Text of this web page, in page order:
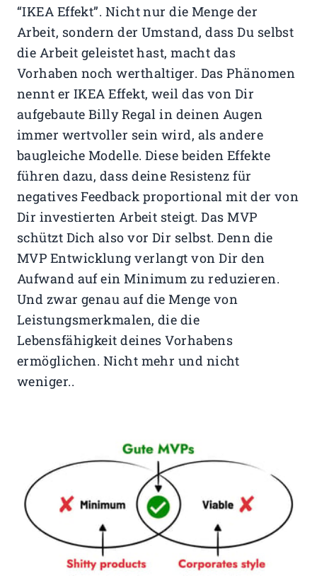
“IKEA Effekt”. Nicht nur die Menge der
Arbeit, sondern der Umstand, dass Du selbst
die Arbeit geleistet hast, macht das
Vorhaben noch werthaltiger. Das Phänomen
nennt er IKEA Effekt, weil das von Dir
aufgebaute Billy Regal in deinen Augen
immer wertvoller sein wird, als andere
baugleiche Modelle. Diese beiden Effekte
führen dazu, dass deine Resistenz für
negatives Feedback proportional mit der von
Dir investierten Arbeit steigt. Das MVP
schützt Dich also vor Dir selbst. Denn die
MVP Entwicklung verlangt von Dir den
Aufwand auf ein Minimum zu reduzieren.
Und zwar genau auf die Menge von
Leistungsmerkmalen, die die
Lebensfähigkeit deines Vorhabens
ermöglichen. Nicht mehr und nicht
weniger..